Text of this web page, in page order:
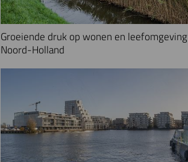
Groeiende druk op wonen en leefomgeving
Noord-Holland